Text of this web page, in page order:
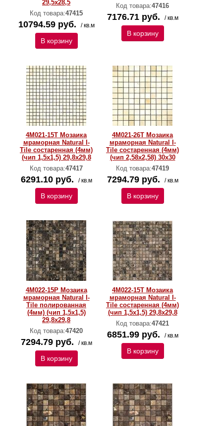
29,5x28,5
Код товара:47415
10794.59 руб. / кв.м
В корзину
Код товара:47416
7176.71 руб. / кв.м
В корзину
4M021-15T Мозаика
мраморная Natural I-
Тilе состаренная (4мм)
(чип 1,5x1,5) 29,8х29,8
Код товара:47417
6291.10 руб. / кв.м
В корзину
4M021-26T Мозаика
мраморная Natural I-
Тilе состаренная (4мм)
(чип 2,58х2,58) 30х30
Код товара:47419
7294.79 руб. / кв.м
В корзину
4M022-15P Мозаика
мраморная Natural I-
Тilе полированная
(4мм) (чип 1,5x1,5)
29,8х29,8
Код товара:47420
7294.79 руб. / кв.м
В корзину
4M022-15T Мозаика
мраморная Natural I-
Тilе состаренная (4мм)
(чип 1,5x1,5) 29,8х29,8
Код товара:47421
6851.99 руб. / кв.м
В корзину